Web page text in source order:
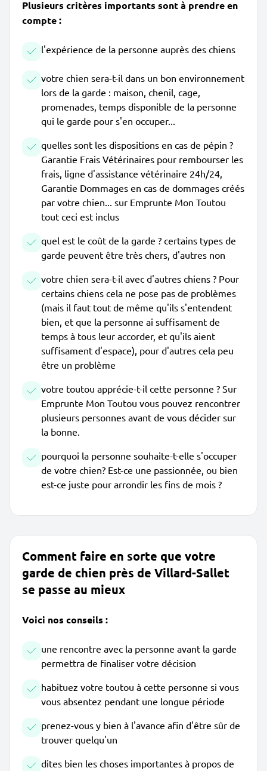
Plusieurs critères importants sont à prendre en
compte :
l'expérience de la personne auprès des chiens
votre chien sera-t-il dans un bon environnement
lors de la garde : maison, chenil, cage,
promenades, temps disponible de la personne
qui le garde pour s'en occuper...
quelles sont les dispositions en cas de pépin ?
Garantie Frais Vétérinaires pour rembourser les
frais, ligne d'assistance vétérinaire 24h/24,
Garantie Dommages en cas de dommages créés
par votre chien... sur Emprunte Mon Toutou
tout ceci est inclus
quel est le coût de la garde ? certains types de
garde peuvent être très chers, d'autres non
votre chien sera-t-il avec d'autres chiens ? Pour
certains chiens cela ne pose pas de problèmes
(mais il faut tout de même qu'ils s'entendent
bien, et que la personne ai suffisament de
temps à tous leur accorder, et qu'ils aient
suffisament d'espace), pour d'autres cela peu
être un problème
votre toutou apprécie-t-il cette personne ? Sur
Emprunte Mon Toutou vous pouvez rencontrer
plusieurs personnes avant de vous décider sur
la bonne.
pourquoi la personne souhaite-t-elle s'occuper
de votre chien? Est-ce une passionnée, ou bien
est-ce juste pour arrondir les fins de mois ?
Comment faire en sorte que votre
garde de chien près de Villard-Sallet
se passe au mieux
Voici nos conseils :
une rencontre avec la personne avant la garde
permettra de finaliser votre décision
habituez votre toutou à cette personne si vous
vous absentez pendant une longue période
prenez-vous y bien à l'avance afin d'être sûr de
trouver quelqu'un
dites bien les choses importantes à propos de